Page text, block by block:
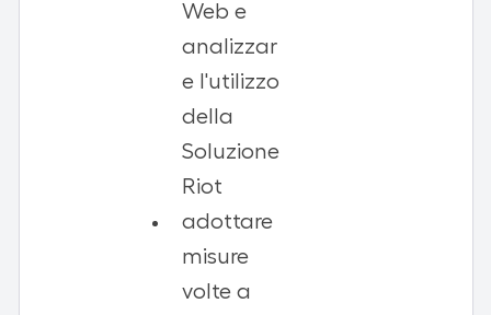
Web e
analizzar
e l'utilizzo
della
Soluzione
Riot
adottare
misure
volte a